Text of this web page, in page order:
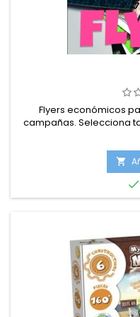
Flyers económicos
campañas. Selecciona

